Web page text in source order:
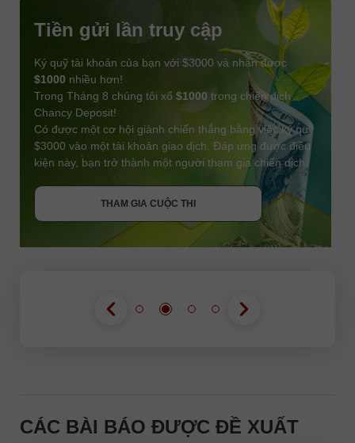
THAM GIA CUỘC THI
Tiền gửi lần truy cập
Ký quỹ tài khoản của bạn với $3000 và nhận được
$1000 nhiều hơn!
Trong Tháng 8 chúng tôi xổ $1000 trong chiến dịch
Chancy Deposit!
Có được một cơ hội giành chiến thắng bằng việc ký quỹ
$3000 vào một tài khoản giao dịch. Đáp ứng được điều
kiện này, bạn trở thành một người tham gia chiến dịch.
THAM GIA CUỘC THI
NHẬN THƯỞNG
CÁC BÀI BÁO ĐƯỢC ĐỀ XUẤT